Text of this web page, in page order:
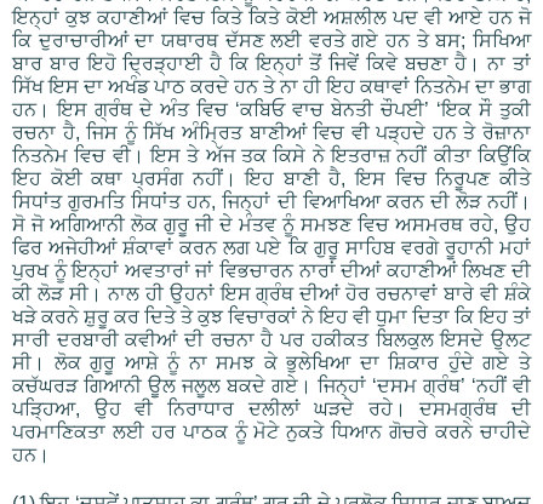
ਇਨ੍ਹਾਂ ਕੁਝ ਕਹਾਣੀਆਂ ਵਿਚ ਕਿਤੇ ਕਿਤੇ ਕੋਈ ਅਸ਼ਲੀਲ ਪਦ ਵੀ ਆਏ ਹਨ ਜੋ
ਕਿ ਦੁਰਾਚਾਰੀਆਂ ਦਾ ਯਥਾਰਥ ਦੱਸਣ ਲਈ ਵਰਤੇ ਗਏ ਹਨ ਤੇ ਬਸ; ਸਿਖਿਆ
ਬਾਰ ਬਾਰ ਇਹੋ ਦ੍ਰਿੜ੍ਹਾਈ ਹੈ ਕਿ ਇਨ੍ਹਾਂ ਤੋਂ ਜਿਵੇਂ ਕਿਵੇ ਬਚਣਾ ਹੈ। ਨਾ ਤਾਂ
ਸਿੱਖ ਇਸ ਦਾ ਅਖੰਡ ਪਾਠ ਕਰਦੇ ਹਨ ਤੇ ਨਾ ਹੀ ਇਹ ਕਥਾਵਾਂ ਨਿਤਨੇਮ ਦਾ ਭਾਗ
ਹਨ। ਇਸ ਗ੍ਰੰਥ ਦੇ ਅੰਤ ਵਿਚ ‘ਕਬਿਓ ਵਾਚ ਬੇਨਤੀ ਚੌਪਈ’ ‘ਇਕ ਸੌ ਤੁਕੀ
ਰਚਨਾ ਹੈ, ਜਿਸ ਨੂੰ ਸਿੱਖ ਅੰਮ੍ਰਿਤ ਬਾਣੀਆਂ ਵਿਚ ਵੀ ਪੜ੍ਹਦੇ ਹਨ ਤੇ ਰੋਜ਼ਾਨਾ
ਨਿਤਨੇਮ ਵਿਚ ਵੀ। ਇਸ ਤੇ ਅੱਜ ਤਕ ਕਿਸੇ ਨੇ ਇਤਰਾਜ਼ ਨਹੀਂ ਕੀਤਾ ਕਿਉਂਕਿ
ਇਹ ਕੋਈ ਕਥਾ ਪ੍ਰਸੰਗ ਨਹੀਂ। ਇਹ ਬਾਣੀ ਹੈ, ਇਸ ਵਿਚ ਨਿਰੂਪਣ ਕੀਤੇ
ਸਿਧਾਂਤ ਗੁਰਮਤਿ ਸਿਧਾਂਤ ਹਨ, ਜਿਨ੍ਹਾਂ ਦੀ ਵਿਆਖਿਆ ਕਰਨ ਦੀ ਲੋੜ ਨਹੀਂ।
ਸੋ ਜੋ ਅਗਿਆਨੀ ਲੋਕ ਗੁਰੂ ਜੀ ਦੇ ਮੰਤਵ ਨੂੰ ਸਮਝਣ ਵਿਚ ਅਸਮਰਥ ਰਹੇ, ਉਹ
ਫਿਰ ਅਜੇਹੀਆਂ ਸ਼ੰਕਾਵਾਂ ਕਰਨ ਲਗ ਪਏ ਕਿ ਗੁਰੂ ਸਾਹਿਬ ਵਰਗੇ ਰੂਹਾਨੀ ਮਹਾਂ
ਪੁਰਖ ਨੂੰ ਇਨ੍ਹਾਂ ਅਵਤਾਰਾਂ ਜਾਂ ਵਿਭਚਾਰਨ ਨਾਰਾਂ ਦੀਆਂ ਕਹਾਣੀਆਂ ਲਿਖਣ ਦੀ
ਕੀ ਲੋੜ ਸੀ। ਨਾਲ ਹੀ ਉਹਨਾਂ ਇਸ ਗ੍ਰੰਥ ਦੀਆਂ ਹੋਰ ਰਚਨਾਵਾਂ ਬਾਰੇ ਵੀ ਸ਼ੰਕੇ
ਖੜੇ ਕਰਨੇ ਸ਼ੁਰੂ ਕਰ ਦਿਤੇ ਤੇ ਕੁਝ ਵਿਚਾਰਕਾਂ ਨੇ ਇਹ ਵੀ ਧੁਮਾ ਦਿਤਾ ਕਿ ਇਹ ਤਾਂ
ਸਾਰੀ ਦਰਬਾਰੀ ਕਵੀਆਂ ਦੀ ਰਚਨਾ ਹੈ ਪਰ ਹਕੀਕਤ ਬਿਲਕੁਲ ਇਸਦੇ ਉਲਟ
ਸੀ। ਲੋਕ ਗੁਰੂ ਆਸ਼ੇ ਨੂੰ ਨਾ ਸਮਝ ਕੇ ਭੁਲੇਖਿਆ ਦਾ ਸ਼ਿਕਾਰ ਹੁੰਦੇ ਗਏ ਤੇ
ਕਚੱਘਰੜ ਗਿਆਨੀ ਊਲ ਜਲੂਲ ਬਕਦੇ ਗਏ। ਜਿਨ੍ਹਾਂ ‘ਦਸਮ ਗ੍ਰੰਥ’ ‘ਨਹੀਂ ਵੀ
ਪੜ੍ਹਿਆ, ਉਹ ਵੀ ਨਿਰਾਧਾਰ ਦਲੀਲਾਂ ਘੜਦੇ ਰਹੇ। ਦਸਮਗ੍ਰੰਥ ਦੀ
ਪਰਮਾਣਿਕਤਾ ਲਈ ਹਰ ਪਾਠਕ ਨੂੰ ਮੋਟੇ ਨੁਕਤੇ ਧਿਆਨ ਗੋਚਰੇ ਕਰਨੇ ਚਾਹੀਦੇ
ਹਨ।